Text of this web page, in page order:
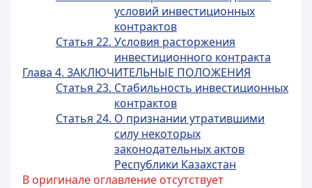
условий инвестиционных
контрактов
Статья 22. Условия расторжения
инвестиционного контракта
Глава 4. ЗАКЛЮЧИТЕЛЬНЫЕ ПОЛОЖЕНИЯ
Статья 23. Стабильность инвестиционных
контрактов
Статья 24. О признании утратившими
силу некоторых
законодательных актов
Республики Казахстан
В оригинале оглавление отсутствует